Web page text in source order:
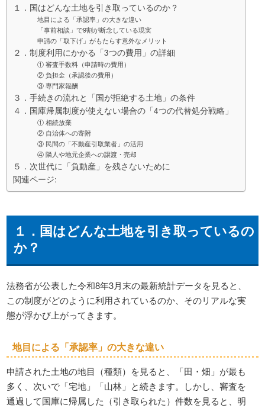
１．国はどんな土地を引き取っているのか？
地目による「承認率」の大きな違い
「事前相談」で9割が断念している現実
申請の「取下げ」がもたらす意外なメリット
２．制度利用にかかる「3つの費用」の詳細
① 審査手数料（申請時の費用）
② 負担金（承認後の費用）
③ 専門家報酬
３．手続きの流れと「国が拒絶する土地」の条件
４．国庫帰属制度が使えない場合の「4つの代替処分戦略」
① 相続放棄
② 自治体への寄附
③ 民間の「不動産引取業者」の活用
④ 隣人や地元企業への譲渡・売却
５．次世代に「負動産」を残さないために
関連ページ:
１．国はどんな土地を引き取っているの
か？
法務省が公表した令和8年3月末の最新統計データを見ると、
この制度がどのように利用されているのか、そのリアルな実
態が浮かび上がってきます。
地目による「承認率」の大きな違い
申請された土地の地目（種類）を見ると、「田・畑」が最も
多く、次いで「宅地」「山林」と続きます。しかし、審査を
通過して国庫に帰属した（引き取られた）件数を見ると、明